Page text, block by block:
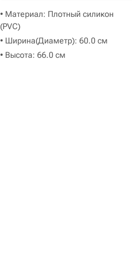
• Материал: Плотный силикон
(PVC)
• Ширина(Диаметр): 60.0 см
• Высота: 66.0 см